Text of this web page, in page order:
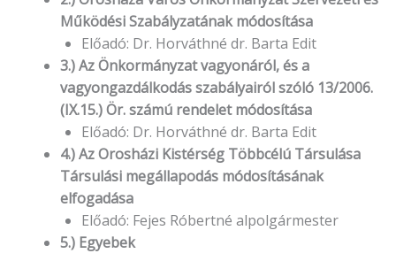
Működési Szabályzatának módosítása
Előadó: Dr. Horváthné dr. Barta Edit
3.) Az Önkormányzat vagyonáról, és a
vagyongazdálkodás szabályairól szóló 13/2006.
(IX.15.) Ör. számú rendelet módosítása
Előadó: Dr. Horváthné dr. Barta Edit
4.) Az Orosházi Kistérség Többcélú Társulása
Társulási megállapodás módosításának
elfogadása
Előadó: Fejes Róbertné alpolgármester
5.) Egyebek